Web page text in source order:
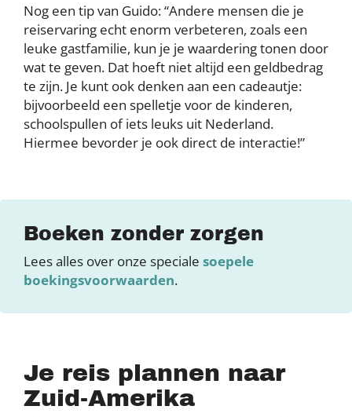
Nog een tip van Guido: “Andere mensen die je
reiservaring echt enorm verbeteren, zoals een
leuke gastfamilie, kun je je waardering tonen door
wat te geven. Dat hoeft niet altijd een geldbedrag
te zijn. Je kunt ook denken aan een cadeautje:
bijvoorbeeld een spelletje voor de kinderen,
schoolspullen of iets leuks uit Nederland.
Hiermee bevorder je ook direct de interactie!”
Boeken zonder zorgen
Lees alles over onze speciale soepele
boekingsvoorwaarden.
Je reis plannen naar
Zuid-Amerika